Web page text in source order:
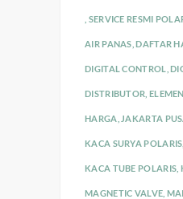
SERVICE RESMI
AIR PANAS ,DAFTAR
DIGITAL CONTROL ,
DISTRIBUTOR ELEMEN
HARGA JAKARTA
KACA SURYA POLARIS
KACA TUBE POLARIS
MAGNETIC VALVE